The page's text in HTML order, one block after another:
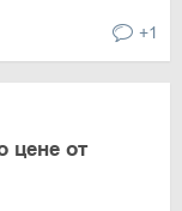
+1
цене от